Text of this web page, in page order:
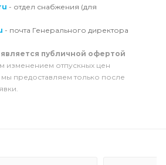
- отдел снабжения (для
- почта Генерального директора
публичной офертой
изменением отпускных цен
предоставляем только после